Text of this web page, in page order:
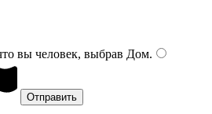
вы человек, выбрав Дом.